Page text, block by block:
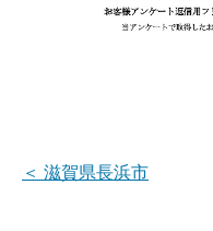
＜ 滋賀県長浜市